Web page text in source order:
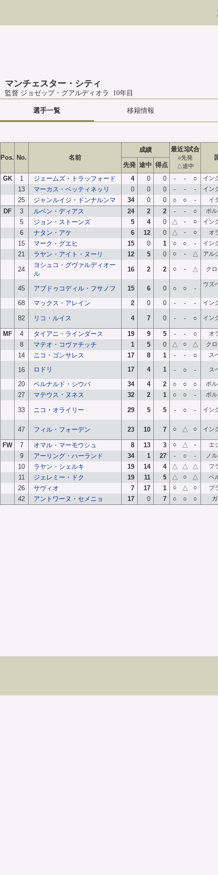
マンチェスター・シティ
監督 ジョゼップ・グアルディオラ 10年目
選手一覧 移籍情報
Pos. No. 名前
成績 最近3試合
○先発
△途中
先発 途中 得点
GK
1 ジェームズ・トラッフォード 4 0 0 - - ○ イン
13 マーカス・ベッティネッリ 0 0 0 - - - イン
25 ジャンルイジ・ドンナルンマ 34 0 0 ○ ○ - イ
DF 3 ルベン・ディアス 24 2 2 - - ○ ポ
5 ジョン・ストーンズ 5 4 0 △ - ○ イン
6 ナタン・アケ 6 12 0 △ - ○ オ
15 マーク・グエヒ 15 0 1 ○ ○ - イン
21 ラヤン・アイト・ヌーリ 12 5 0 ○ - △ アル
24
ヨシュコ・グヴァルディオー
ル
16 2 2 ○ - △ ク
45 アブドゥコディル・フサノフ 15 6 0 ○ ○ -
ウズ
68 マックス・アレイン 2 0 0 - - - イン
82 リコ・ルイス 4 7 0 - - ○ イン
MF 4 タイアニ・ラインダース 19 9 5 - - ○ オ
8 マテオ・コヴァチッチ 1 5 0 △ ○ △ ク
14 ニコ・ゴンサレス 17 8 1 - - ○ ス
16 ロドリ 17 4 1 - ○ - ス
20 ベルナルド・シウバ 34 4 2 ○ ○ ○ ポ
27 マテウス・ヌネス 32 2 1 ○ ○ - ポ
33 ニコ・オライリー 29 5 5 - ○ - イン
47 フィル・フォーデン 23 10 7 ○ △ ○ イン
FW 7 オマル・マーモウシュ 8 13 3 ○ △ - エ
9 アーリング・ハーランド 34 1 27 - ○ - ノ
10 ラヤン・シェルキ 19 14 4 △ △ △ フ
11 ジェレミー・ドク 19 11 5 △ ○ △ ベ
26 サヴィオ 7 17 1 ○ △ ○ ブ
42 アントワーヌ・セメニョ 17 0 7 ○ ○ ○